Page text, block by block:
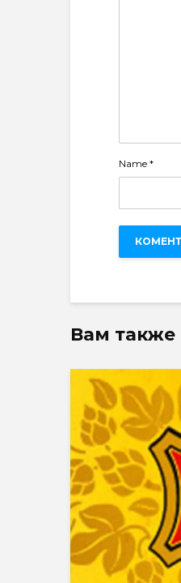
Name *
Вам также